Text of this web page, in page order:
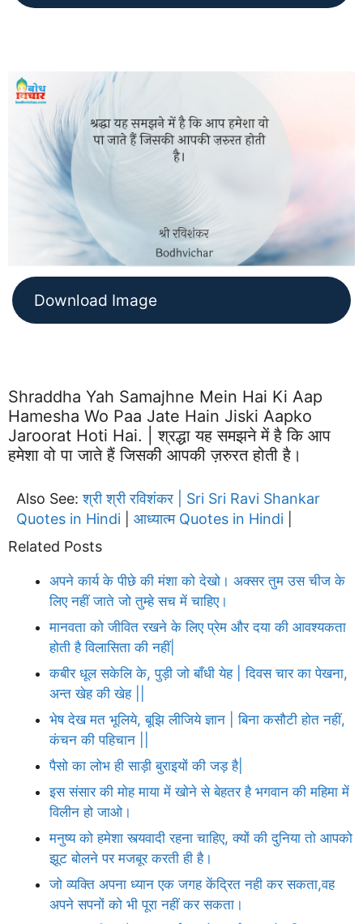
Download Image
Shraddha Yah Samajhne Mein Hai Ki Aap
Hamesha Wo Paa Jate Hain Jiski Aapko
Jaroorat Hoti Hai. | श्रद्धा यह समझने में है कि आप
हमेशा वो पा जाते हैं जिसकी आपकी ज़रुरत होती है।
Also See:श्री श्री रविशंकर | Sri Sri Ravi Shankar
Quotes in Hindi
आध्यात्म Quotes in Hindi
Related Posts
अपने कार्य के पीछे की मंशा को देखो। अक्सर तुम उस चीज के
लिए नहीं जाते जो तुम्हे सच में चाहिए।
मानवता को जीवित रखने के लिए प्रेम और दया की आवश्यकता
होती है विलासिता की नहीं|
कबीर धूल सकेलि के, पुड़ी जो बाँधी येह | दिवस चार का पेखना,
अन्त खेह की खेह ||
भेष देख मत भूलिये, बूझि लीजिये ज्ञान | बिना कसौटी होत नहीं,
कंचन की पहिचान ||
पैसो का लोभ ही साड़ी बुराइयों की जड़ है|
इस संसार की मोह माया में खोने से बेहतर है भगवान की महिमा में
विलीन हो जाओ।
मनुष्य को हमेशा स्त्यवादी रहना चाहिए, क्यों की दुनिया तो आपको
झूट बोलने पर मजबूर करती ही है।
जो व्यक्ति अपना ध्यान एक जगह केंद्रित नही कर सकता,वह
अपने सपनों को भी पूरा नहीं कर सकता।